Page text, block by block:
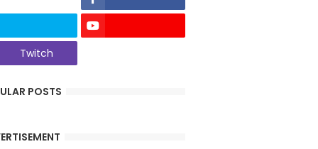
Twitch
POSTS